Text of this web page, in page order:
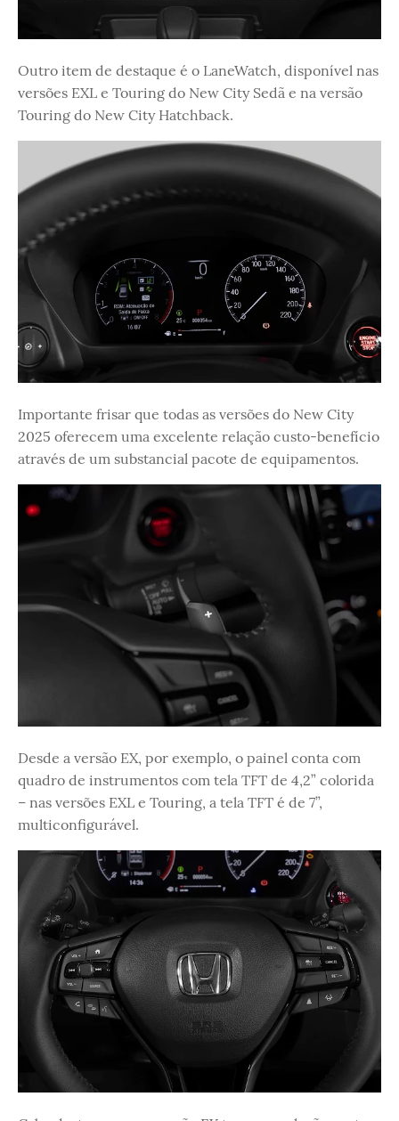
Outro item de destaque é o LaneWatch, disponível nas
versões EXL e Touring do New City Sedã e na versão
Touring do New City Hatchback.
Importante frisar que todas as versões do New City
2025 oferecem uma excelente relação custo-benefício
através de um substancial pacote de equipamentos.
Desde a versão EX, por exemplo, o painel conta com
quadro de instrumentos com tela TFT de 4,2” colorida
– nas versões EXL e Touring, a tela TFT é de 7”,
multiconfigurável.